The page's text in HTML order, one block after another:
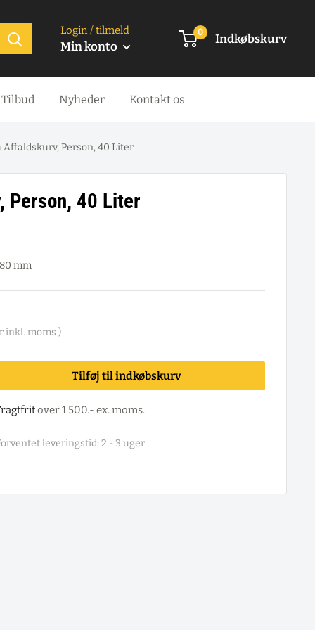
Login / tilmeld
Min konto
0 Indkøbskurv
Tilbud Nyheder Kontakt os
Affaldskurv, Person, 40 Liter
Person, 40 Liter
mm
inkl. moms )
Tilføj til indkøbskurv
over 1.500.- ex. moms.
leveringstid: 2 - 3 uger